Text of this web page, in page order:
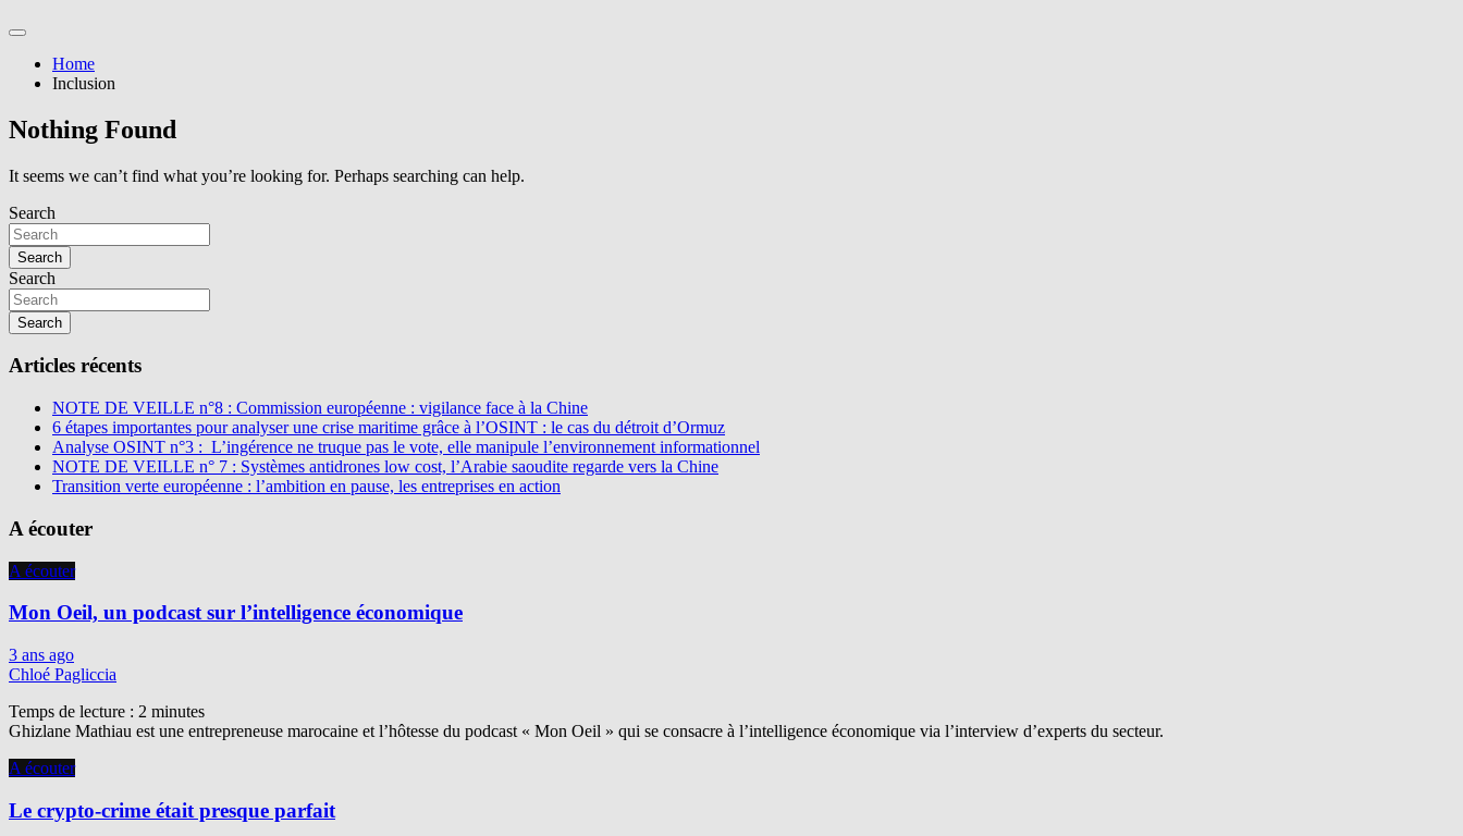
Home
Inclusion
Nothing Found
It seems we can’t find what you’re looking for. Perhaps searching can help.
Search
Search
Search
Search
Articles récents
NOTE DE VEILLE n°8 : Commission européenne : vigilance face à la Chine
6 étapes importantes pour analyser une crise maritime grâce à l’OSINT : le cas du détroit d’Ormuz
Analyse OSINT n°3 : L’ingérence ne truque pas le vote, elle manipule l’environnement informationnel
NOTE DE VEILLE n° 7 : Systèmes antidrones low cost, l’Arabie saoudite regarde vers la Chine
Transition verte européenne : l’ambition en pause, les entreprises en action
A écouter
A écouter
Mon Oeil, un podcast sur l’intelligence économique
3 ans ago
Chloé Pagliccia
Temps de lecture : 2 minutes
Ghizlane Mathiau est une entrepreneuse marocaine et l’hôtesse du podcast « Mon Oeil » qui se consacre à l’intelligence économique via l’interview d’experts du secteur.
A écouter
Le crypto-crime était presque parfait